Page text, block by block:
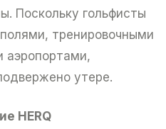
Поскольку гольфисты
тренировочными
аэропортами,
утере.
HERQ